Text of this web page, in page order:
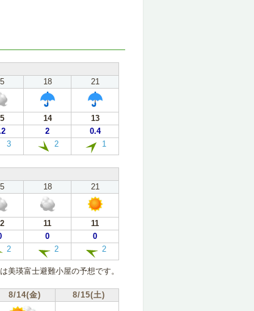
18
21
14
13
2
0.4
3 2 1
18
21
11
11
0
0
2 2 2
美瑛富士避難小屋の予想です。
8/14(金) 8/15(土)